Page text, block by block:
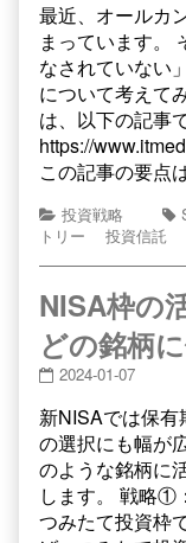
最近、オールカ
まっています。
なされていない
について考えて
は、以下の記事
https://
この記事の要点
投資戦略
トリー
投資信託
NISA枠の
どの銘柄
2024-01-07
新NISAでは保
の選択にも幅が
のような銘柄に
します。 戦略①
つみたて投資枠